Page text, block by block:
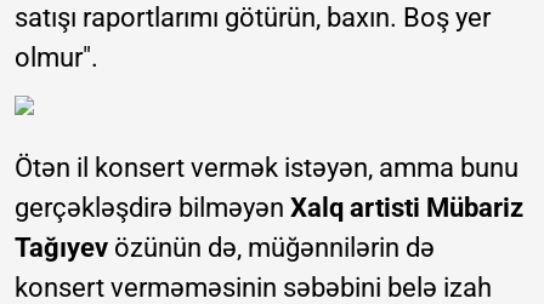
satışı raportlarımı götürün, baxın. Boş yer
olmur".
Ötən il konsert vermək istəyən, amma bunu
gerçəkləşdirə bilməyən Xalq artisti Mübariz
Tağıyev özünün də, müğənnilərin də
konsert verməməsinin səbəbini belə izah